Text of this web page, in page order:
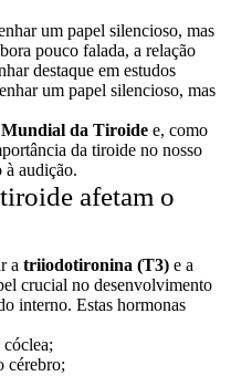
um papel silencioso, mas
pouco falada, a relação
destaque em estudos
um papel silencioso, mas
da Tiroide e, como
da tiroide no nosso
à audição.
afetam o
a triiodotironina (T3) e a
crucial no desenvolvimento
interno. Estas hormonas
cóclea;
cérebro;